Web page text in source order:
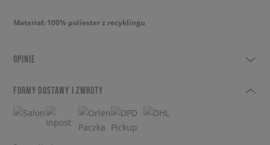
Materiał: 100% poliester z recyklingu
OPINIE
FORMY DOSTAWY I ZWROTY